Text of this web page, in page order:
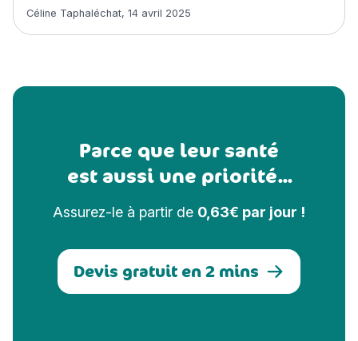
Article rédigé par
Céline Taphaléchat, 14 avril 2025
Parce que leur santé
est aussi une priorité...
Assurez-le à partir de 0,63€ par jour !
Devis gratuit en 2 mins